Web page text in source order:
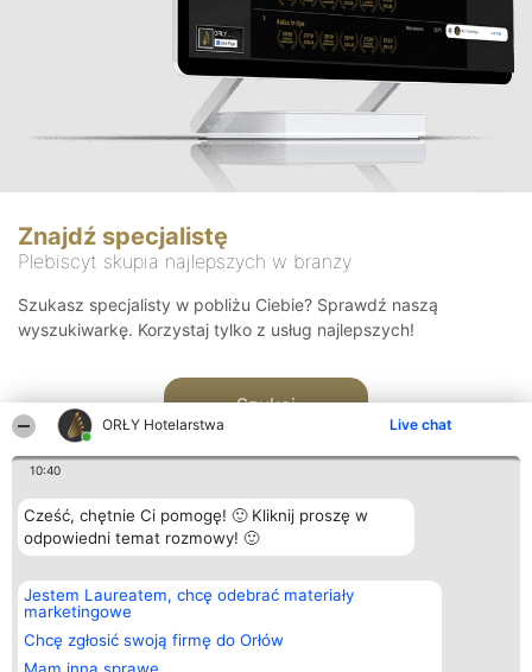
ORŁY Hotelarstwa Live chat
10:40
Cześć, chętnie Ci pomogę! 🙂 Kliknij proszę w
odpowiedni temat rozmowy! 🙂
Jestem Laureatem, chcę odebrać materiały
marketingowe
Chcę zgłosić swoją firmę do Orłów
Znajdź specjalistę
Plebiscyt skupia najlepszych w branży
Szukasz specjalisty w pobliżu Ciebie? Sprawdź naszą
wyszukiwarkę. Korzystaj tylko z usług najlepszych!
Szukaj
Organizator plebiscytu
Bright Side Solutions sp. z o.
o. sp. k.
ul. Ruska 22
Wrocław 50-079
KRS 0000749100 | Regon
Plebiscyt
Laureaci
wszystkich
Laureatów
Kontakt
Kontakt